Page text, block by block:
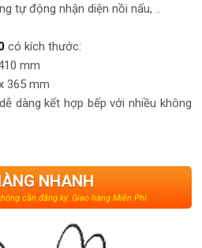
tự động nhận diện nồi nấu, ..
có kích thước:
mm
365 mm
dàng kết hợp bếp với nhiều không
NHANH
cần đăng ký. Giao hàng Miễn Phí